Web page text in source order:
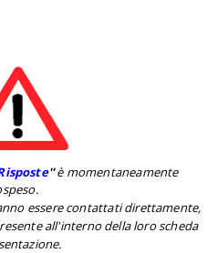
''è momentaneamente
essere contattati direttamente,
all'interno della loro scheda